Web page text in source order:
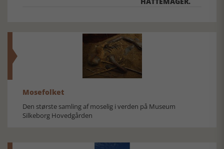
Mosefolket
Den største samling af moselig i verden på Museum
Silkeborg Hovedgården